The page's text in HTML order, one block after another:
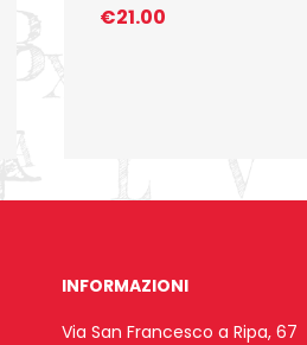
€21.00
INFORMAZIONI
Via San Francesco a Ripa, 67